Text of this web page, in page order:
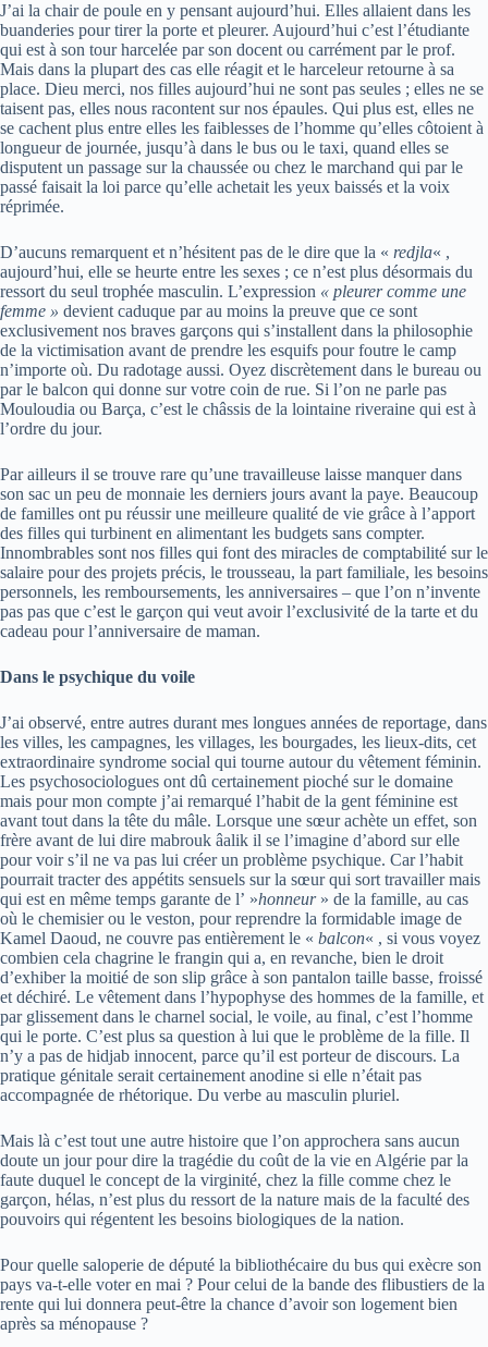
J’ai la chair de poule en y pensant aujourd’hui. Elles allaient dans les
buanderies pour tirer la porte et pleurer. Aujourd’hui c’est l’étudiante
qui est à son tour harcelée par son docent ou carrément par le prof.
Mais dans la plupart des cas elle réagit et le harceleur retourne à sa
place. Dieu merci, nos filles aujourd’hui ne sont pas seules ; elles ne se
taisent pas, elles nous racontent sur nos épaules. Qui plus est, elles ne
se cachent plus entre elles les faiblesses de l’homme qu’elles côtoient à
longueur de journée, jusqu’à dans le bus ou le taxi, quand elles se
disputent un passage sur la chaussée ou chez le marchand qui par le
passé faisait la loi parce qu’elle achetait les yeux baissés et la voix
réprimée.
D’aucuns remarquent et n’hésitent pas de le dire que la « redjla« ,
aujourd’hui, elle se heurte entre les sexes ; ce n’est plus désormais du
ressort du seul trophée masculin. L’expression « pleurer comme une
femme » devient caduque par au moins la preuve que ce sont
exclusivement nos braves garçons qui s’installent dans la philosophie
de la victimisation avant de prendre les esquifs pour foutre le camp
n’importe où. Du radotage aussi. Oyez discrètement dans le bureau ou
par le balcon qui donne sur votre coin de rue. Si l’on ne parle pas
Mouloudia ou Barça, c’est le châssis de la lointaine riveraine qui est à
l’ordre du jour.
Par ailleurs il se trouve rare qu’une travailleuse laisse manquer dans
son sac un peu de monnaie les derniers jours avant la paye. Beaucoup
de familles ont pu réussir une meilleure qualité de vie grâce à l’apport
des filles qui turbinent en alimentant les budgets sans compter.
Innombrables sont nos filles qui font des miracles de comptabilité sur le
salaire pour des projets précis, le trousseau, la part familiale, les besoins
personnels, les remboursements, les anniversaires – que l’on n’invente
pas pas que c’est le garçon qui veut avoir l’exclusivité de la tarte et du
cadeau pour l’anniversaire de maman.
Dans le psychique du voile
J’ai observé, entre autres durant mes longues années de reportage, dans
les villes, les campagnes, les villages, les bourgades, les lieux-dits, cet
extraordinaire syndrome social qui tourne autour du vêtement féminin.
Les psychosociologues ont dû certainement pioché sur le domaine
mais pour mon compte j’ai remarqué l’habit de la gent féminine est
avant tout dans la tête du mâle. Lorsque une sœur achète un effet, son
frère avant de lui dire mabrouk âalik il se l’imagine d’abord sur elle
pour voir s’il ne va pas lui créer un problème psychique. Car l’habit
pourrait tracter des appétits sensuels sur la sœur qui sort travailler mais
qui est en même temps garante de l’ »honneur» de la famille, au cas
où le chemisier ou le veston, pour reprendre la formidable image de
Kamel Daoud, ne couvre pas entièrement le « balcon« , si vous voyez
combien cela chagrine le frangin qui a, en revanche, bien le droit
d’exhiber la moitié de son slip grâce à son pantalon taille basse, froissé
et déchiré. Le vêtement dans l’hypophyse des hommes de la famille, et
par glissement dans le charnel social, le voile, au final, c’est l’homme
qui le porte. C’est plus sa question à lui que le problème de la fille. Il
n’y a pas de hidjab innocent, parce qu’il est porteur de discours. La
pratique génitale serait certainement anodine si elle n’était pas
accompagnée de rhétorique. Du verbe au masculin pluriel.
Mais là c’est tout une autre histoire que l’on approchera sans aucun
doute un jour pour dire la tragédie du coût de la vie en Algérie par la
faute duquel le concept de la virginité, chez la fille comme chez le
garçon, hélas, n’est plus du ressort de la nature mais de la faculté des
pouvoirs qui régentent les besoins biologiques de la nation.
Pour quelle saloperie de député la bibliothécaire du bus qui exècre son
pays va-t-elle voter en mai ? Pour celui de la bande des flibustiers de la
rente qui lui donnera peut-être la chance d’avoir son logement bien
après sa ménopause ?